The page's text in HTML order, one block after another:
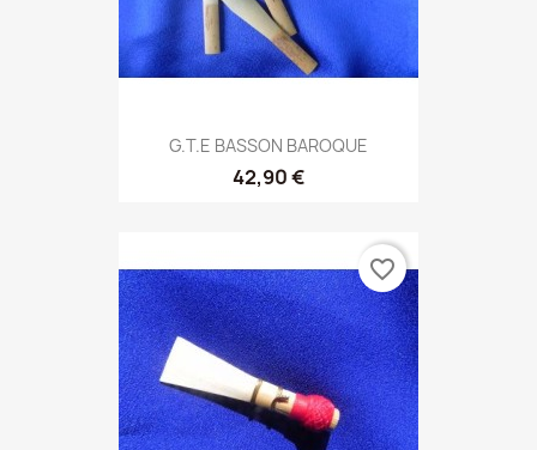
G.T.E BASSON BAROQUE
42,90 €
favorite_border